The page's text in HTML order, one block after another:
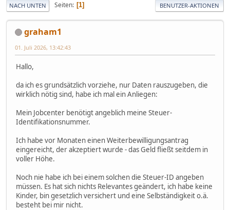
NACH UNTEN Seiten 1 BENUTZER-AKTIONEN
graham1
01. Juli 2026, 13:42:43
Hallo,
da ich es grundsätzlich vorziehe, nur Daten rauszugeben, die
wirklich nötig sind, habe ich mal ein Anliegen:
Mein Jobcenter benötigt angeblich meine Steuer-
Identifikationsnummer.
Ich habe vor Monaten einen Weiterbewilligungsantrag
eingereicht, der akzeptiert wurde - das Geld fließt seitdem in
voller Höhe.
Noch nie habe ich bei einem solchen die Steuer-ID angeben
müssen. Es hat sich nichts Relevantes geändert, ich habe keine
Kinder, bin gesetzlich versichert und eine Selbständigkeit o.ä.
besteht bei mir nicht.